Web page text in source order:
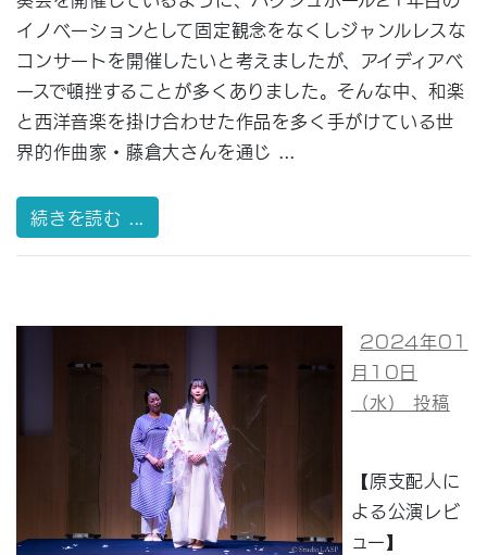
イノベーションとして固定観念をなくしジャンルレスな
コンサートを開催したいと考えましたが、アイディアベ
ースで頓挫することが多くありました。そんな中、和楽
と西洋音楽を掛け合わせた作品を多く手がけている世
界的作曲家・藤倉大さんを通じ ...
続きを読む ...
2024年01
月10日
（水） 投稿
【原支配人に
よる公演レビ
ュー】